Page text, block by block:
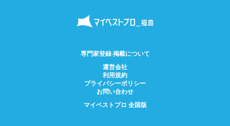
専門家登録·掲載について
運営会社
利用規約
プライバシーポリシー
お問い合わせ
マイベストプロ 全国版